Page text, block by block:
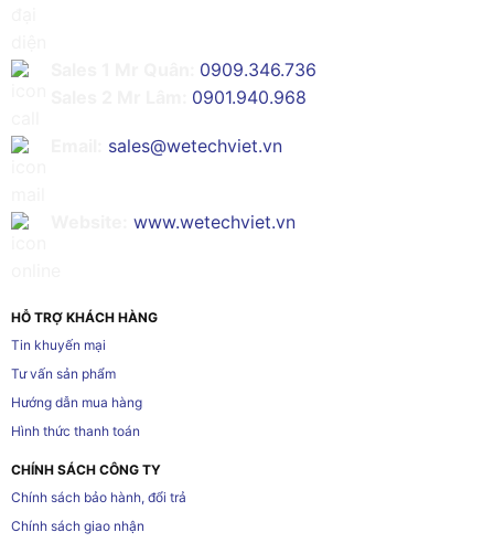
0909.346.736
0901.940.968
sales@wetechviet.vn
www.wetechviet.vn
HỖ TRỢ KHÁCH HÀNG
Tin khuyến mại
Tư vấn sản phẩm
Hướng dẫn mua hàng
Hình thức thanh toán
CHÍNH SÁCH CÔNG TY
Chính sách bảo hành, đổi trả
Chính sách giao nhận